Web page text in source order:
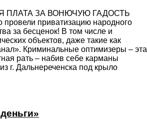
ПЛАТА ЗА ВОНЮЧУЮ ГАДОСТЬ
провели приватизацию народного
за бесценок! В том числе и
объектов, даже такие как
Криминальные оптимизеры – эта
рать – набив себе карманы
г. Дальнереченска под крыло